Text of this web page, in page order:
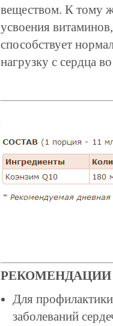
веществом. К тому
усвоения
способствует
нагрузку с сердца
РЕКОМЕНДАЦИИ
Для
заболеваний